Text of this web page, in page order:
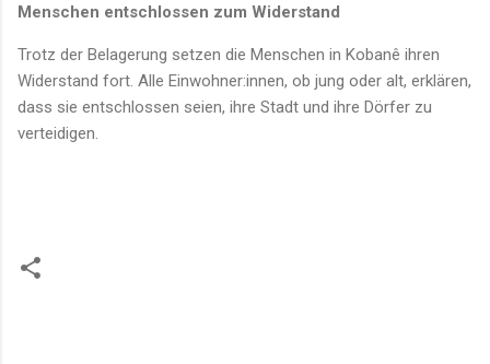
Menschen entschlossen zum Widerstand
Trotz der Belagerung setzen die Menschen in Kobanê ihren
Widerstand fort. Alle Einwohner:innen, ob jung oder alt, erklären,
dass sie entschlossen seien, ihre Stadt und ihre Dörfer zu
verteidigen.